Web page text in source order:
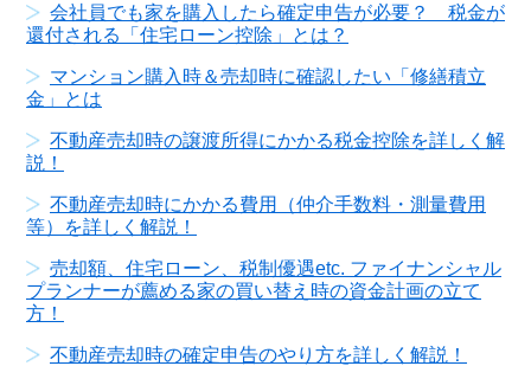
会社員でも家を購入したら確定申告が必要？ 税金が
還付される「住宅ローン控除」とは？
マンション購入時＆売却時に確認したい「修繕積立
金」とは
不動産売却時の譲渡所得にかかる税金控除を詳しく解
説！
不動産売却時にかかる費用（仲介手数料・測量費用
等）を詳しく解説！
売却額、住宅ローン、税制優遇etc. ファイナンシャル
プランナーが薦める家の買い替え時の資金計画の立て
方！
不動産売却時の確定申告のやり方を詳しく解説！